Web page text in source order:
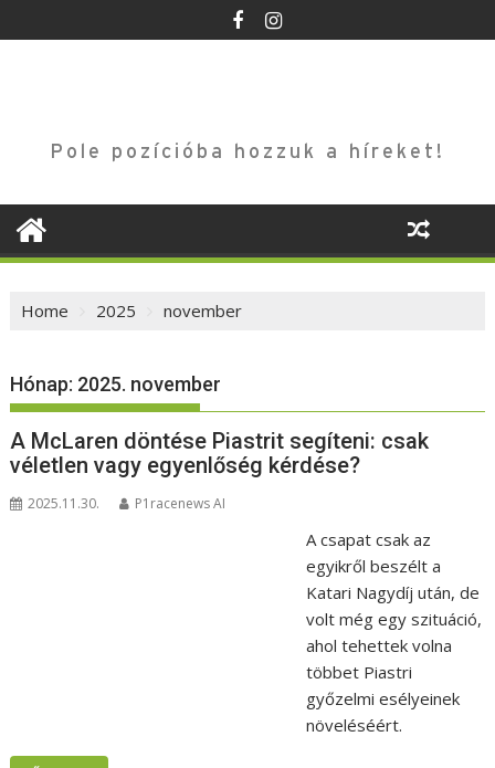
to
Pole pozícióba hozzuk a híreket!
Home 2025 november
Hónap: 2025. november
A McLaren döntése Piastrit segíteni: csak
véletlen vagy egyenlőség kérdése?
2025.11.30. P1racenews AI
A csapat csak az
egyikről beszélt a
Katari Nagydíj után, de
volt még egy szituáció,
ahol tehettek volna
többet Piastri
győzelmi esélyeinek
növeléséért.